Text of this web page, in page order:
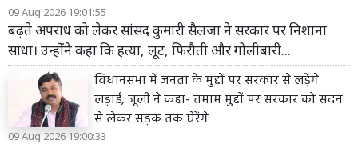
09 Aug 2026 19:01:55
बढ़ते अपराध को लेकर सांसद कुमारी सैलजा ने सरकार पर निशाना
साधा। उन्होंने कहा कि हत्या, लूट, फिरौती और गोलीबारी...
विधानसभा में जनता के मुद्दों पर सरकार से लड़ेंगे
लड़ाई, जूली ने कहा- तमाम मुद्दों पर सरकार को सदन
से लेकर सड़क तक घेरेंगे
09 Aug 2026 19:00:33